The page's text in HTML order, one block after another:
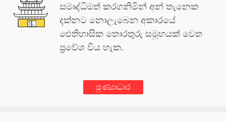
සමෘද්ධිමත් කරගනිමින් අන් තැනෙක
දක්නට නොලැබෙන අකාරයේ
ඓතිහාසික තොරතුරු සමූහයක් වෙත
ප්‍රවේශ විය හැක.
පුණ්‍යාධාර